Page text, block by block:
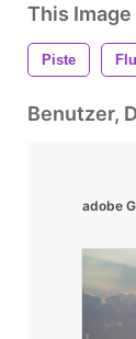
This
Piste
Benutzer,
adobe